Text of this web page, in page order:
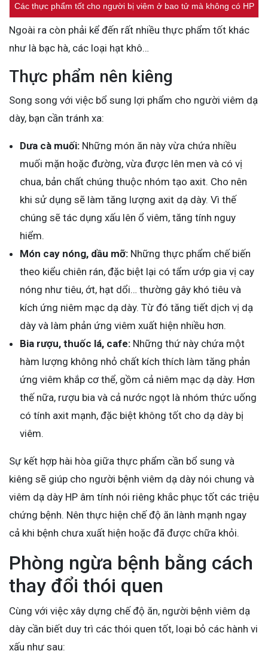
Các thực phẩm tốt cho người bị viêm ở bao tử mà không có HP
Ngoài ra còn phải kể đến rất nhiều thực phẩm tốt khác
như là bạc hà, các loại hạt khô…
Thực phẩm nên kiêng
Song song với việc bổ sung lợi phẩm cho người viêm dạ
dày, bạn cần tránh xa:
Dưa cà muối: Những món ăn này vừa chứa nhiều
muối mặn hoặc đường, vừa được lên men và có vị
chua, bản chất chúng thuộc nhóm tạo axit. Cho nên
khi sử dụng sẽ làm tăng lượng axit dạ dày. Vì thế
chúng sẽ tác dụng xấu lên ổ viêm, tăng tính nguy
hiểm.
Món cay nóng, dầu mỡ: Những thực phẩm chế biến
theo kiểu chiên rán, đặc biệt lại có tẩm ướp gia vị cay
nóng như tiêu, ớt, hạt dổi… thường gây khó tiêu và
kích ứng niêm mạc dạ dày. Từ đó tăng tiết dịch vị dạ
dày và làm phản ứng viêm xuất hiện nhiều hơn.
Bia rượu, thuốc lá, cafe: Những thứ này chứa một
hàm lượng không nhỏ chất kích thích làm tăng phản
ứng viêm khắp cơ thể, gồm cả niêm mạc dạ dày. Hơn
thế nữa, rượu bia và cả nước ngọt là nhóm thức uống
có tính axit mạnh, đặc biệt không tốt cho dạ dày bị
viêm.
Sự kết hợp hài hòa giữa thực phẩm cần bổ sung và
kiêng sẽ giúp cho người bệnh viêm dạ dày nói chung và
viêm dạ dày HP âm tính nói riêng khắc phục tốt các triệu
chứng bệnh. Nên thực hiện chế độ ăn lành mạnh ngay
cả khi bệnh chưa xuất hiện hoặc đã được chữa khỏi.
Phòng ngừa bệnh bằng cách
thay đổi thói quen
Cùng với việc xây dựng chế độ ăn, người bệnh viêm dạ
dày cần biết duy trì các thói quen tốt, loại bỏ các hành vi
xấu như sau: